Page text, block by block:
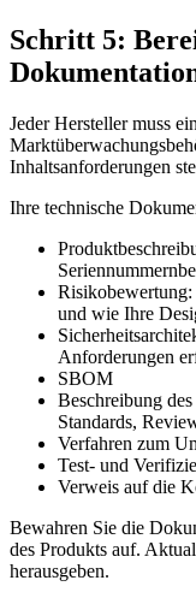
Schritt 5:
Jeder Hersteller muss
Inhaltsanforderungen
Ihre technische
und wie Ihre
Anforderungen
SBOM
Beschreibung
Standards,
Verfahren zum
Test- und
Verweis auf die
Bewahren Sie die
des Produkts auf.
herausgeben.